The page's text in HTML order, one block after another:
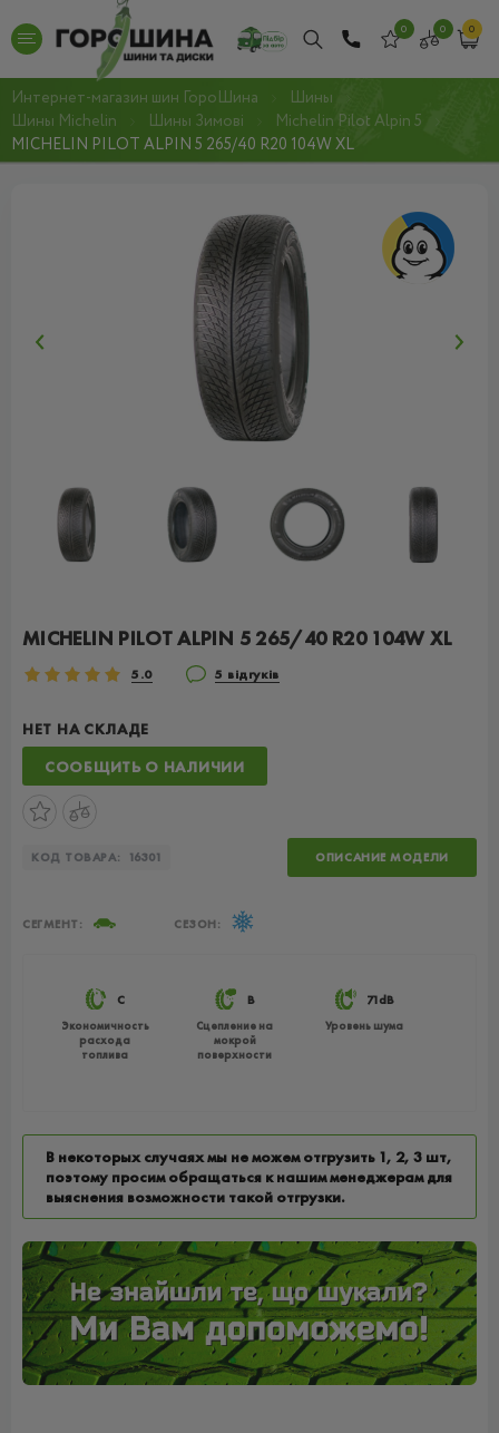
0 0 0
Интернет-магазин шин ГороШина
Шины
Шины Michelin
Шины Зимові
Michelin Pilot Alpin 5
MICHELIN PILOT ALPIN 5 265/40 R20 104W XL
MICHELIN PILOT ALPIN 5 265/40 R20 104W XL
5.0 5 відгуків
НЕТ НА СКЛАДЕ
СООБЩИТЬ О НАЛИЧИИ
КОД ТОВАРА: 16301 ОПИСАНИЕ МОДЕЛИ
C
Экономичность
расхода
топлива
B
Сцепление на
мокрой
поверхности
71dB
Уровень шума
СЕГМЕНТ: СЕЗОН:
В некоторых случаях мы не можем отгрузить 1, 2, 3 шт,
поэтому просим обращаться к нашим менеджерам для
выяснения возможности такой отгрузки.